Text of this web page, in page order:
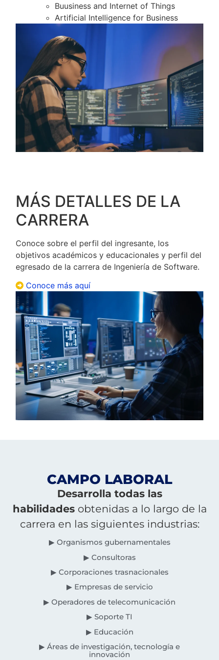
Buusiness and Internet of Things
Artificial Intelligence for Business
MÁS DETALLES DE LA
CARRERA
Conoce sobre el perfil del ingresante, los
objetivos académicos y educacionales y perfil del
egresado de la carrera de Ingeniería de Software.
Conoce más aquí
CAMPO LABORAL
Desarrolla todas las
habilidadesobtenidas a lo largo de la
carrera en las siguientes industrias:
▶ Organismos gubernamentales
▶ Consultoras
▶ Corporaciones trasnacionales
▶ Empresas de servicio
▶ Operadores de telecomunicación
▶ Soporte TI
▶ Educación
▶ Áreas de investigación, tecnología e
innovación